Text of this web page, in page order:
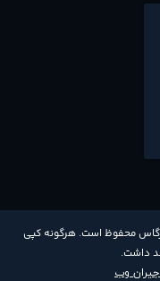
محفوظ است. هرگونه کپی
داشت​​​​​​​.
جیران وب